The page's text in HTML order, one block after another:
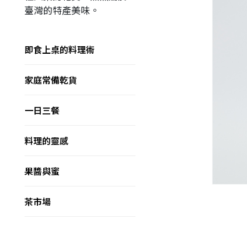
臺灣的特產美味。
即食上桌的料理術
家庭常備乾貨
一日三餐
料理的靈感
果醬與蜜
茶市場